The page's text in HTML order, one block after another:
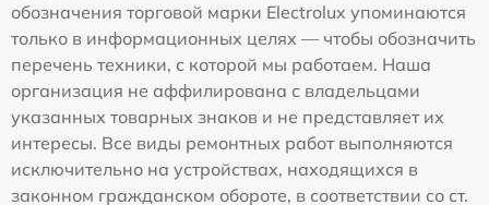
обозначения торговой марки Electrolux упоминаются
только в информационных целях — чтобы обозначить
перечень техники, с которой мы работаем. Наша
организация не аффилирована с владельцами
указанных товарных знаков и не представляет их
интересы. Все виды ремонтных работ выполняются
исключительно на устройствах, находящихся в
законном гражданском обороте, в соответствии со ст.